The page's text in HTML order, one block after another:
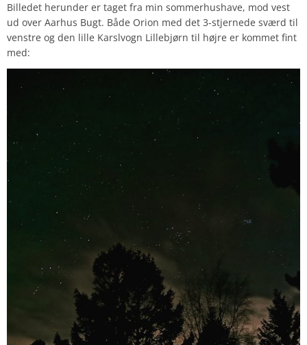
Billedet herunder er taget fra min sommerhushave, mod vest
ud over Aarhus Bugt. Både Orion med det 3-stjernede sværd til
venstre og den lille Karslvogn Lillebjørn til højre er kommet fint
med: